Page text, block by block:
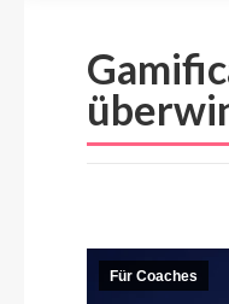
Für Coaches